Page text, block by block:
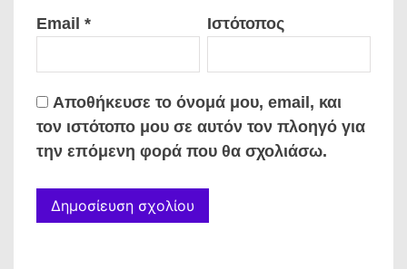
Email * Ιστότοπος
Αποθήκευσε το όνομά μου, email, και
τον ιστότοπο μου σε αυτόν τον πλοηγό για
την επόμενη φορά που θα σχολιάσω.